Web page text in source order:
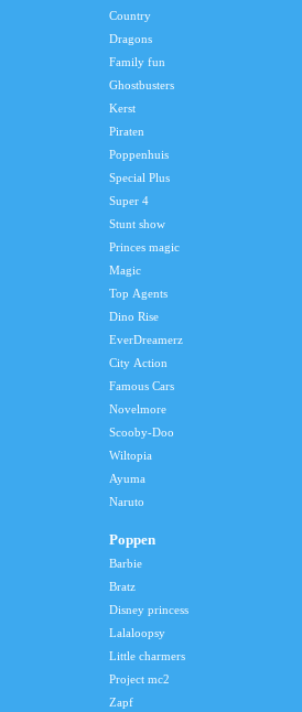
Country
Dragons
Family fun
Ghostbusters
Kerst
Piraten
Poppenhuis
Special Plus
Super 4
Stunt show
Princes magic
Magic
Top Agents
Dino Rise
EverDreamerz
City Action
Famous Cars
Novelmore
Scooby-Doo
Wiltopia
Ayuma
Naruto
Poppen
Barbie
Bratz
Disney princess
Lalaloopsy
Little charmers
Project mc2
Zapf